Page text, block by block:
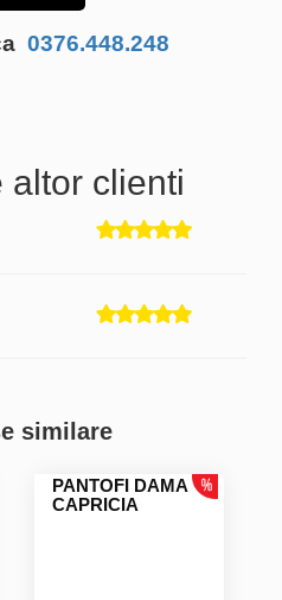
0376.448.248
altor clienti
similare
PANTOFI DAMA
CAPRICIA